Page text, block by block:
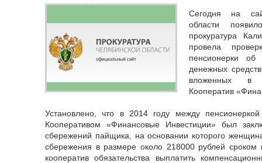
Сегодня на
области
прокуратура
провела
пенсионерки
денежных
вложенных в
Кооператив
Установлено, что в 2014 году между
Кооперативом «Финансовые Инвестиции» был
сбережений пайщика, на основании которого
сбережения в размере около 218000 рублей
кооператив обязательства выплатить